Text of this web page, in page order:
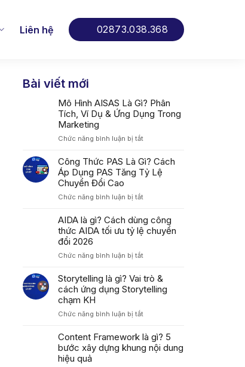
Liên hệ 02873.038.368
Bài viết mới
Mô Hình AISAS Là Gì? Phân
Tích, Ví Dụ & Ứng Dụng Trong
Marketing
Chức năng bình luận bị tắtở
Hình
AISAS
Là
Phân
Ví
Dụ
Dụng
Marketing
Công Thức PAS Là Gì? Cách
Áp Dụng PAS Tăng Tỷ Lệ
Chuyển Đổi Cao
Chức năng bình luận bị tắtở
Thức
PAS
Cách
Dụng
PAS
Lệ
Đổi
Cao
AIDA là gì? Cách dùng công
thức AIDA tối ưu tỷ lệ chuyển
đổi 2026
Chức năng bình luận bị tắtở
là
gì?
công
AIDA
tối
Storytelling là gì? Vai trò &
cách ứng dụng Storytelling
chạm KH
Chức năng bình luận bị tắtở
là
gì?
Vai
Content Framework là gì? 5
bước xây dựng khung nội dung
hiệu quả